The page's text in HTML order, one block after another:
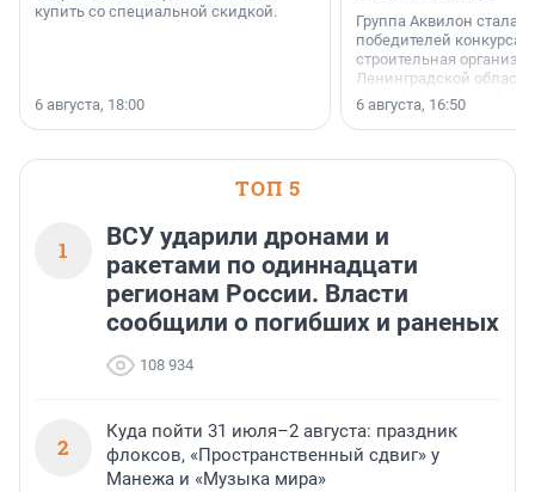
купить со специальной скидкой.
6 августа, 18:00
Группа Аквилон стала
победителей конкурса
строительная
Ленинградской области
номинации «Самый
застройщик
области».
6 августа, 16:50
ТОП 5
1
ВСУ ударили дронами и
ракетами по одиннадцати
регионам России. Власти
сообщили о погибших и раненых
108 934
2
Куда пойти 31 июля–2 августа: праздник
флоксов, «Пространственный сдвиг» у
Манежа и «Музыка мира»